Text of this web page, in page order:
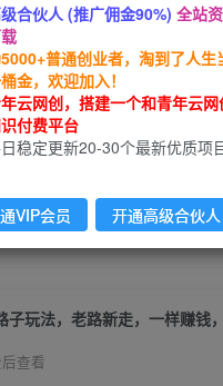
招募
搭建同
合新手小白，日
查看
合伙人 (推广佣金90%) 全站资
普通创业者，淘到了人生
金，欢迎加入！
云网创，搭建一个和青年云网
付费平台
稳定更新20-30个最新优质项
VIP会员 开通高级合伙人